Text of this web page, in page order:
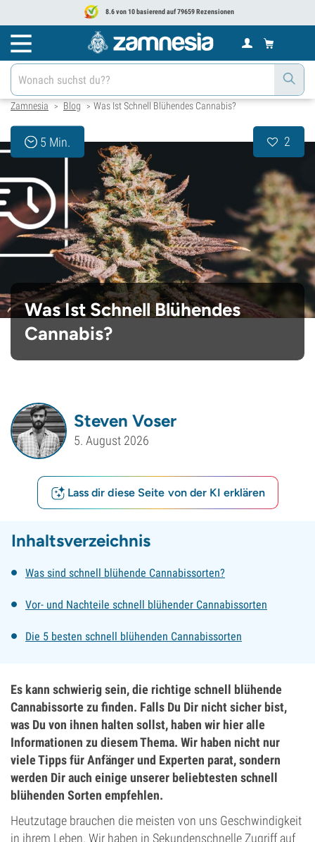
8.6 von 10 basierend auf 79659 Rezensionen
Zamnesia > Blog > Was Ist Schnell Blühendes Cannabis?
5 Min. 2
Was Ist Schnell Blühendes
Cannabis?
Steven Voser
5. August 2026
Lass dir diese Seite von der KI erklären
Inhaltsverzeichnis
Was sind schnell blühende Cannabissorten?
Vor- und Nachteile schnell blühender Cannabissorten
Die 5 besten schnell blühenden Cannabissorten
Es kann schwierig sein, die richtige schnell blühende
Cannabissorte zu finden. Falls Du Dir nicht sicher bist,
was Du von ihnen halten sollst, haben wir hier alle
Informationen zu diesem Thema. Wir haben nicht nur
viele Tipps für Anfänger und Experten parat, sondern
werden Dir auch einige unserer beliebtesten schnell
blühenden Sorten empfehlen.
Heutzutage brauchen die meisten von uns Geschwindigkeit
in ihrem Leben. Wir haben in Sekundenschnelle Zugriff auf